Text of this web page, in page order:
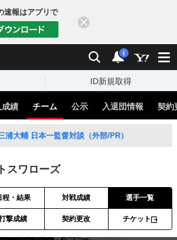
速報はアプリで
検索 通知
i
ID新規取得
成績 チーム 公示 入退団情報 契約
浦大輔 日本一監督対談（外部/PR）
スワローズ
程・結果 対戦成績 選手一覧
撃成績 契約更改 チケット